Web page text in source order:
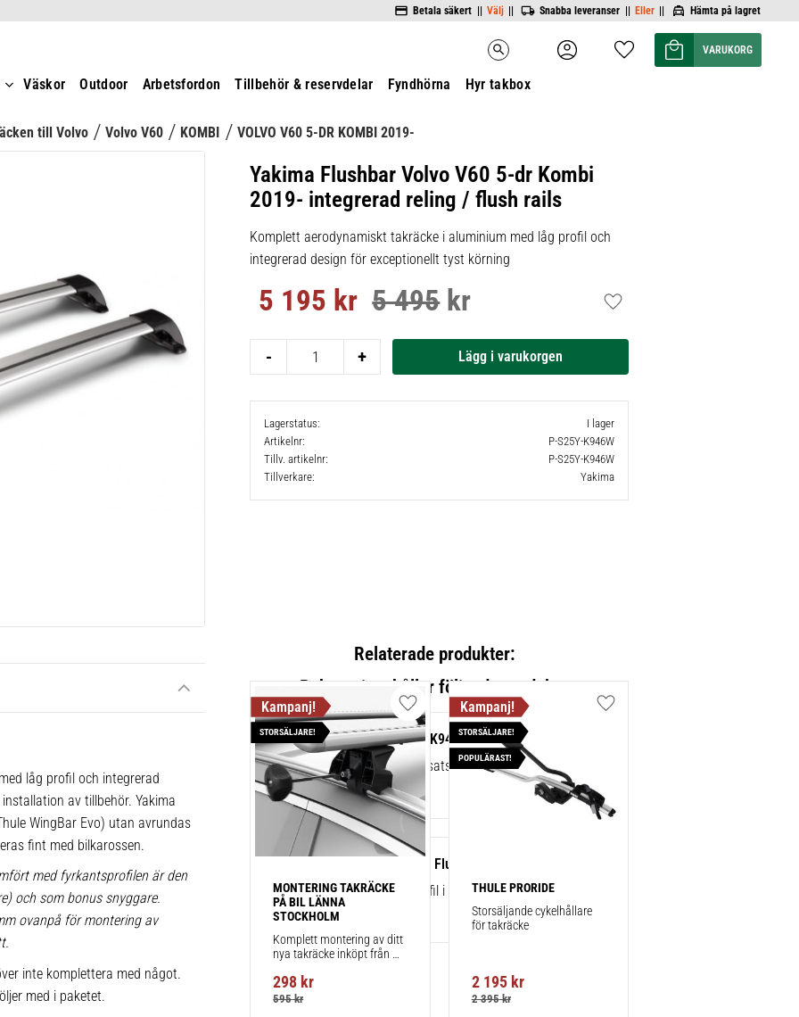
Betala säkert || Välj || Snabba leveranser || Eller || Hämta på lagret
search Favoriter
Kundvagn
Väskor Outdoor Arbetsfordon Tillbehör & reservdelar Fyndhörna Hyr takbox
till Volvo Volvo V60 KOMBI VOLVO V60 5-DR KOMBI 2019-
Yakima Flushbar Volvo V60 5-dr Kombi
2019- integrerad reling / flush rails
Komplett aerodynamiskt takräcke i aluminium med låg profil och
integrerad design för exceptionellt tyst körning
Nedsatt pris:
5 195 kr Ordinarie pris:
5 495kr
+
-
Lägg till i favoriter
Lagerstatus
I lager
Artikelnr
P-S25Y-K946W
Tillv. artikelnr
P-S25Y-K946W
Tillverkare
Yakima
låg profil och integrerad
av tillbehör. Yakima
WingBar Evo) utan avrundas
fint med bilkarossen.
med fyrkantsprofilen är den
och som bonus snyggare.
ovanpå för montering av
inte komplettera med något.
med i paketet.
Yakima kitsats K946W
Fordonsunik kitsats till Yakima Flushbar/Thrubar.
1 st
Yakima Rörsats Flushbar
Vingformad profil i aluminium.
Relaterade produkter:
MONTERING TAKRÄCKE
PÅ BIL LÄNNA
STOCKHOLM
Komplett montering av ditt
nya takräcke inköpt från
montering på din bil.
298 kr
595kr
STORSÄLJARE!
Lägg till i favoriter
THULE PRORIDE
Storsäljande cykelhållare
för takräcke
2 195kr
2 395kr
STORSÄLJARE!
POPULÄRAST!
Lägg till i favoriter